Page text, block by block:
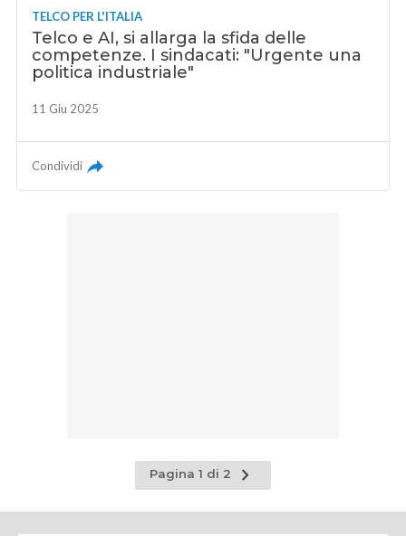
TELCO PER L'ITALIA
Telco e AI, si allarga la sfida delle
competenze. I sindacati: "Urgente una
politica industriale"
11 Giu 2025
Condividi
Pagina 1 di 2
Pagina
successiva